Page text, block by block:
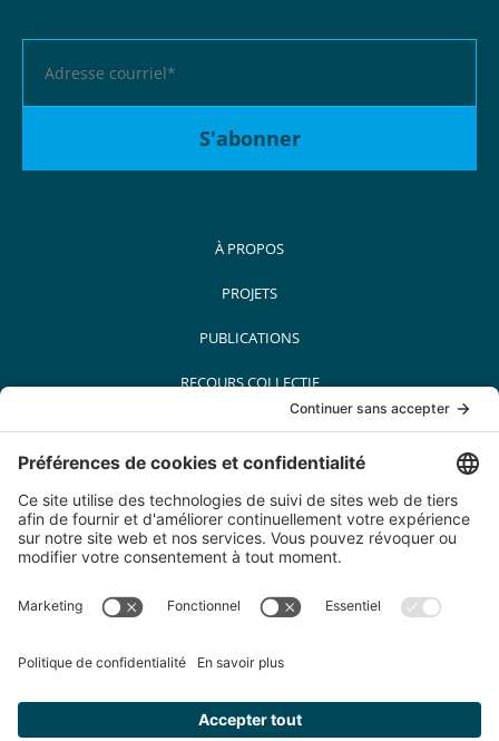
À PROPOS
PROJETS
PUBLICATIONS
RECOURS COLLECTIF
MÉDIAS
PARTENAIRES
CARRIÈRES
CONTACT
200-5455 Av. de Gaspé, Montréal (Québec) H2T 3B3